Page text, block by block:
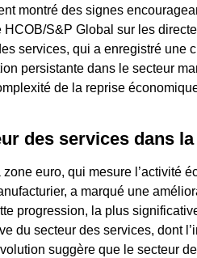
montré des signes
S&P Global sur les
services, qui a enregistré une
persistante dans le secteur
de la reprise
des services dans
euro, qui mesure l’activité
a marqué une
progression, la plus
du secteur des services, dont
suggère que le secteur